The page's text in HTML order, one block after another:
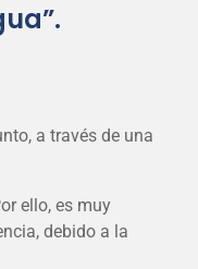
a través de una
ello, es muy
debido a la